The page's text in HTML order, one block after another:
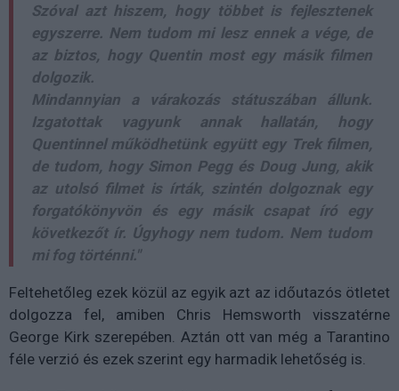
Szóval azt hiszem, hogy többet is fejlesztenek
egyszerre. Nem tudom mi lesz ennek a vége, de
az biztos, hogy Quentin most egy másik filmen
dolgozik.
Mindannyian a várakozás státuszában állunk.
Izgatottak vagyunk annak hallatán, hogy
Quentinnel működhetünk együtt egy Trek filmen,
de tudom, hogy Simon Pegg és Doug Jung, akik
az utolsó filmet is írták, szintén dolgoznak egy
forgatókönyvön és egy másik csapat író egy
következőt ír. Úgyhogy nem tudom. Nem tudom
mi fog történni."
Feltehetőleg ezek közül az egyik azt az időutazós ötletet
dolgozza fel, amiben Chris Hemsworth visszatérne
George Kirk szerepében. Aztán ott van még a Tarantino
féle verzió és ezek szerint egy harmadik lehetőség is.